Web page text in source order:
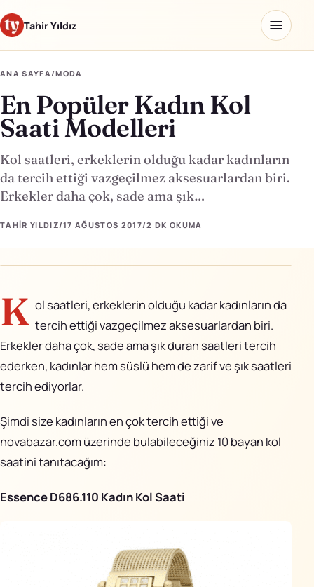
Tahir Yıldız
Ana sayfa
Blog
Hakkımda
Kaydettiklerim
AiPixo
Movioo ↗
İletişim
Instagram
X
LinkedIn
ANA SAYFA/MODA
En Popüler Kadın Kol
Saati Modelleri
Kol saatleri, erkeklerin olduğu kadar kadınların
da tercih ettiği vazgeçilmez aksesuarlardan biri.
Erkekler daha çok, sade ama şık…
TAHIR YILDIZ/17 AĞUSTOS 2017/2 DK OKUMA
K ol saatleri, erkeklerin olduğu kadar kadınların da
tercih ettiği vazgeçilmez aksesuarlardan biri.
Erkekler daha çok, sade ama şık duran saatleri tercih
ederken, kadınlar hem süslü hem de zarif ve şık saatleri
tercih ediyorlar.
Şimdi size kadınların en çok tercih ettiği ve
novabazar.com üzerinde bulabileceğiniz 10 bayan kol
saatinitanıtacağım:
Essence D686.110 Kadın Kol Saati